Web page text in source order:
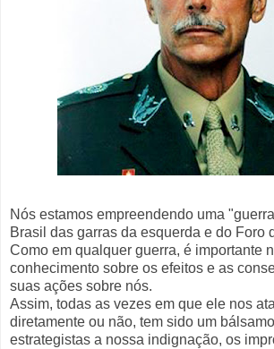
Nós estamos empreendendo uma
Brasil das garras da esquerda e do Foro
Como em qualquer guerra, é importante
conhecimento sobre os efeitos e as
suas ações sobre nós.
Assim, todas as vezes em que ele nos
diretamente ou não, tem sido um
estrategistas a nossa indignação, os